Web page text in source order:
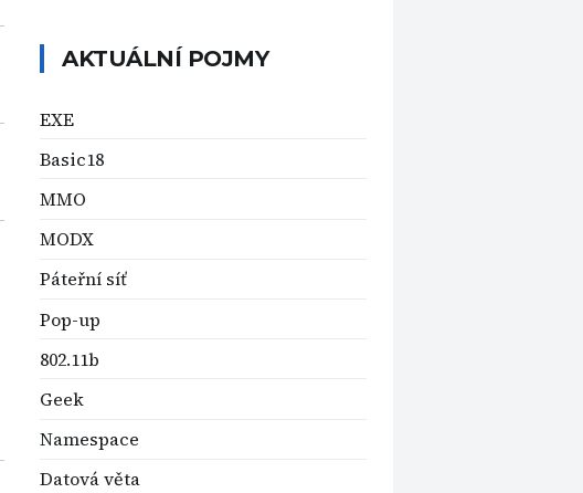
AKTUÁLNÍ POJMY
EXE
Basic18
MMO
MODX
Páteřní síť
Pop-up
802.11b
Geek
Namespace
Datová věta